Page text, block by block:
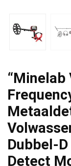
Dubbel-
Detect